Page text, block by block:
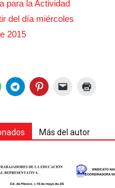
Más del autor